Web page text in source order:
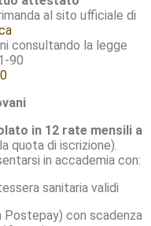
al sito ufficiale di
consultando la legge
90
in 12 rate mensili a
quota di iscrizione).
in accademia con:
sanitaria validi
con scadenza